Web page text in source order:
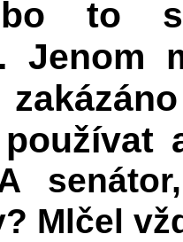
to
Jenom
Mlčel